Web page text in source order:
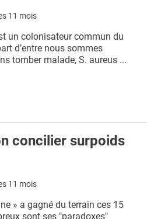
11 mois
un colonisateur commun du
d’entre nous sommes
tomber malade, S. aureus ...
concilier surpoids
11 mois
» a gagné du terrain ces 15
sont ses "paradoxes"